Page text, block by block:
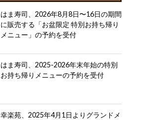
はま寿司、2026年8月8日〜16日の期間
に販売する「お盆限定 特別お持ち帰り
メニュー」の予約を受付
はま寿司、2025-2026年末年始の特別
お持ち帰りメニューの予約を受付
幸楽苑、2025年4月1日よりグランドメ